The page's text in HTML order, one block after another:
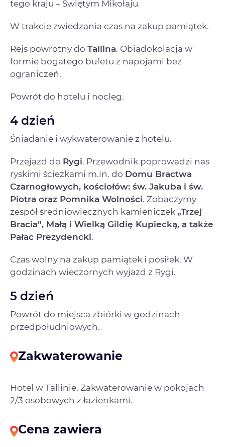
tego kraju – Świętym Mikołaju.
W trakcie zwiedzania czas na zakup pamiątek.
Rejs powrotny do Tallina. Obiadokolacja w
formie bogatego bufetu z napojami bez
ograniczeń.
Powrót do hotelu i nocleg.
4 dzień
Śniadanie i wykwaterowanie z hotelu.
Przejazd do Rygi. Przewodnik poprowadzi nas
ryskimi ścieżkami m.in. do Domu Bractwa
Czarnogłowych, kościołów: św. Jakuba i św.
Piotra oraz Pomnika Wolności. Zobaczymy
zespół średniowiecznych kamieniczek „Trzej
Bracia”, Małą i Wielką Gildię Kupiecką, a także
Pałac Prezydencki.
Czas wolny na zakup pamiątek i posiłek. W
godzinach wieczornych wyjazd z Rygi.
5 dzień
Powrót do miejsca zbiórki w godzinach
przedpołudniowych.
Zakwaterowanie
Hotel w Tallinie. Zakwaterowanie w pokojach
2/3 osobowych z łazienkami.
Cena zawiera